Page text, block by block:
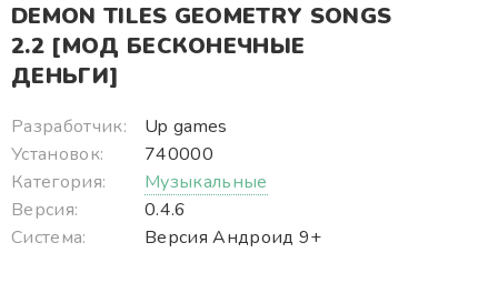
DEMON TILES GEOMETRY SONGS
2.2 [МОД БЕСКОНЕЧНЫЕ
ДЕНЬГИ]
Разработчик:
Up games
Установок:
740000
Категория:
Музыкальные
Версия:
0.4.6
Система:
Версия Андроид 9+